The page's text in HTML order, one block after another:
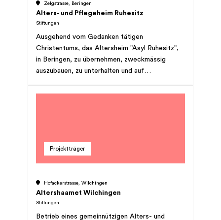
Zelgstrasse, Beringen
Alters- und Pflegeheim Ruhesitz
Stiftungen
Ausgehend vom Gedanken tätigen
Christentums, das Altersheim "Asyl Ruhesitz",
in Beringen, zu übernehmen, zweckmässig
auszubauen, zu unterhalten und auf
Projektträger
Hofackerstrasse, Wilchingen
Altershaamet Wilchingen
Stiftungen
Betrieb eines gemeinnützigen Alters- und